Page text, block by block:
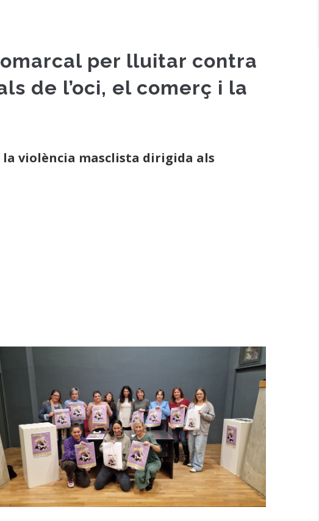
per lluitar contra
de l’oci, el comerç i la
la violència masclista dirigida als